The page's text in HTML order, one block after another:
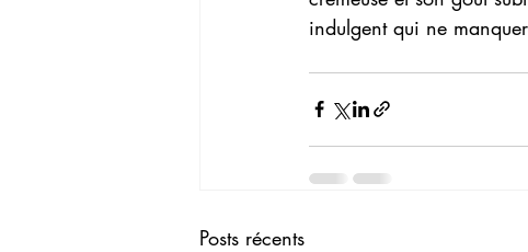
indulgent qui ne
Posts récents